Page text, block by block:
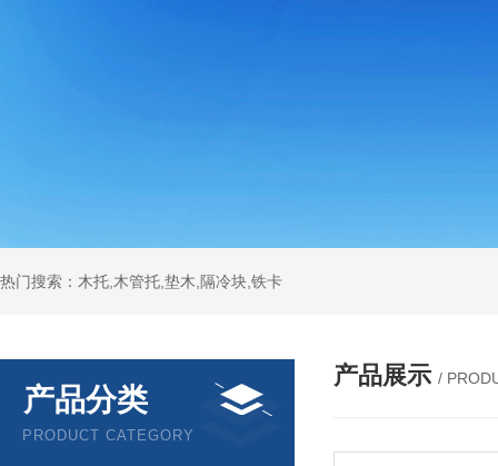
热门搜索：木托,木管托,垫木,隔冷块,铁卡
产品分类
PRODUCT CATEGORY
产品展示 /